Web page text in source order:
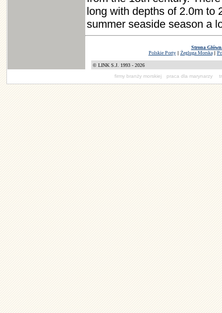
long with depths of 2.0m to
summer seaside season a
Strona
Polskie Porty| Żegluga Morska|
© LINK S.J. 1993 - 2026
firmy branży morskiej
praca dla marynarzy